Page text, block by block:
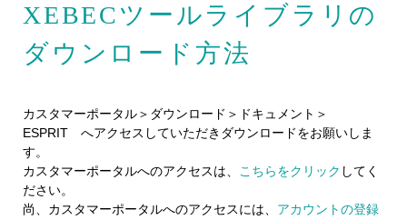
XEBECツールライブラリの
ダウンロード方法
カスタマーポータル＞ダウンロード＞ドキュメント＞
ESPRIT へアクセスしていただきダウンロードをお願いしま
す。
​​​​​​カスタマーポータルへのアクセスは、
こちらをクリック してく
ださい。
尚、カスタマーポータルへのアクセスには、 アカウントの登録